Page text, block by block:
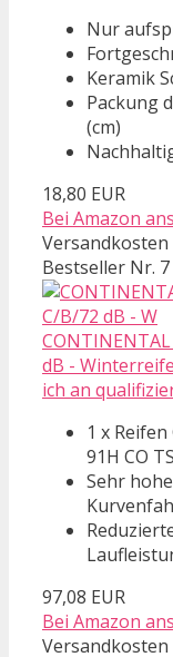
Nur
Keramik
Packung
(cm)
18,80 EUR
Bei Amazon
Versandkosten
Bestseller Nr. 7
dB -
ich an
1 x
91H CO
Sehr
97,08 EUR
Bei Amazon
Versandkosten